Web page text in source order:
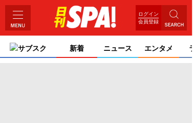
ログイン
会員登録
サブスク 新着 ニュース エンタメ